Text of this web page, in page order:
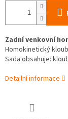
Zadní venkovní
Homokinetický
Sada obsahuje:
Detailní informace